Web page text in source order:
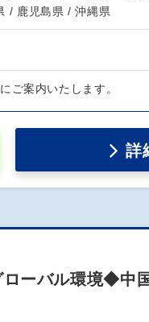
/ 鹿児島県 / 沖縄県
ご案内いたします。
詳
ーバル環境◆中